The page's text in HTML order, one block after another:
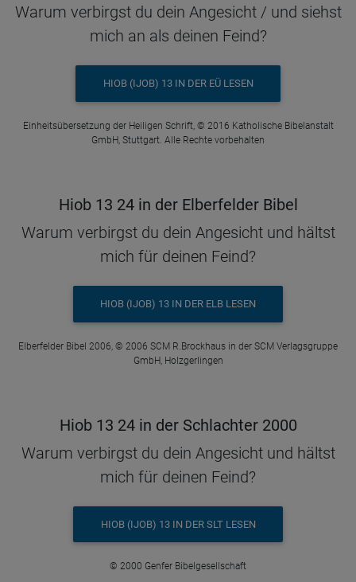
Warum verbirgst du dein Angesicht / und siehst
mich an als deinen Feind?
HIOB (IJOB) 13 IN DER EÜ LESEN
Einheitsübersetzung der Heiligen Schrift, © 2016 Katholische Bibelanstalt
GmbH, Stuttgart. Alle Rechte vorbehalten
Hiob 13 24 in der Elberfelder Bibel
Warum verbirgst du dein Angesicht und hältst
mich für deinen Feind?
HIOB (IJOB) 13 IN DER ELB LESEN
Elberfelder Bibel 2006, © 2006 SCM R.Brockhaus in der SCM Verlagsgruppe
GmbH, Holzgerlingen
Hiob 13 24 in der Schlachter 2000
Warum verbirgst du dein Angesicht und hältst
mich für deinen Feind?
HIOB (IJOB) 13 IN DER SLT LESEN
© 2000 Genfer Bibelgesellschaft